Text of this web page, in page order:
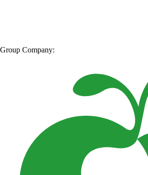
Group Company: